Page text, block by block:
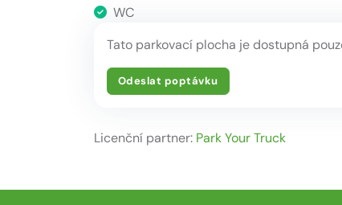
WC
Tato parkovací plocha je dostupná
Odeslat poptávku
Licenční partner: Park Your Truck